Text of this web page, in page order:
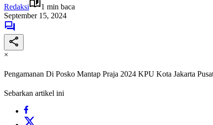
Redaksi
1 min baca
September 15, 2024
×
Pengamanan Di Posko Mantap Praja 2024 KPU Kota Jakarta
Sebarkan artikel ini